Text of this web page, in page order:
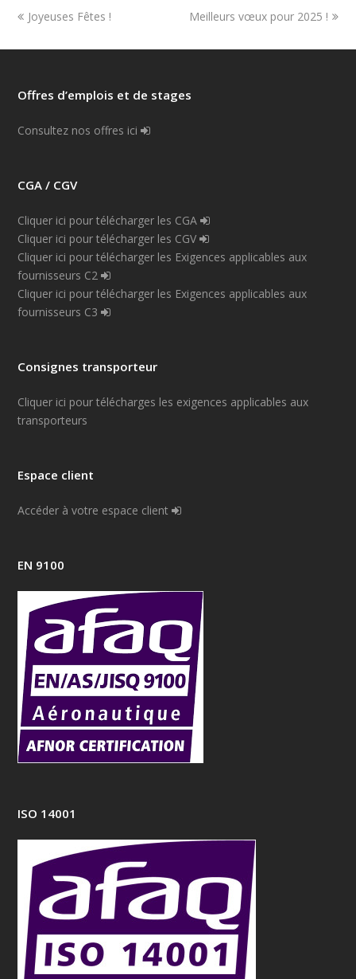
Joyeuses Fêtes ! Meilleurs vœux pour 2025 !
Offres d’emplois et de stages
Consultez nos offres ici
CGA / CGV
Cliquer ici pour télécharger les CGA
Cliquer ici pour télécharger les CGV
Cliquer ici pour télécharger les Exigences applicables aux
fournisseurs C2
Cliquer ici pour télécharger les Exigences applicables aux
fournisseurs C3
Consignes transporteur
Cliquer ici pour télécharges les exigences applicables aux
transporteurs
Espace client
Accéder à votre espace client
EN 9100
ISO 14001